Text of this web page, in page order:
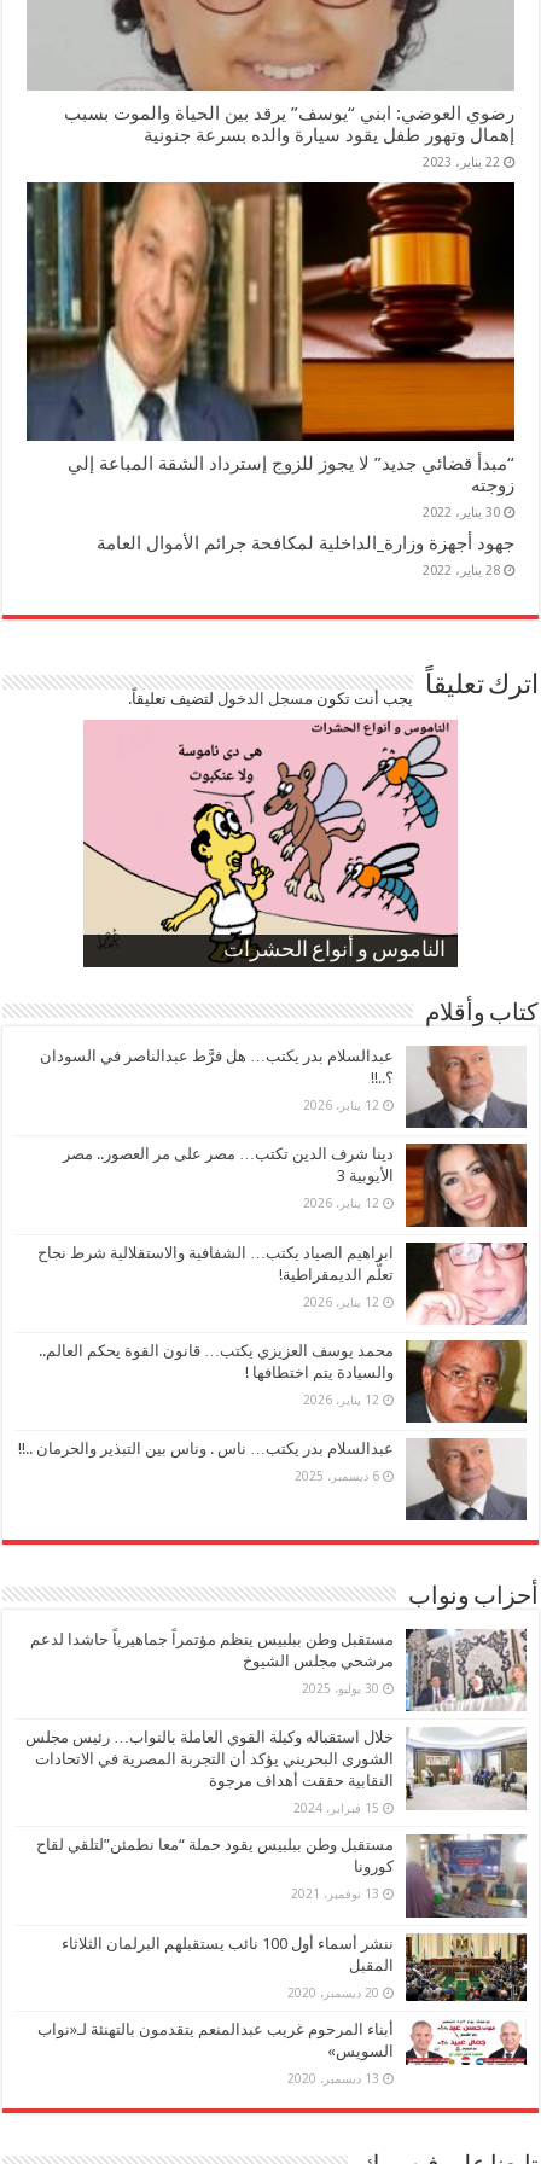
رضوي العوضي: ابني “يوسف” يرقد بين الحياة والموت بسبب
إهمال وتهور طفل يقود سيارة والده بسرعة جنونية
22 يناير، 2023
“مبدأ قضائي جديد” لا يجوز للزوج إسترداد الشقة المباعة إلي
زوجته
30 يناير، 2022
جهود أجهزة وزارة_الداخلية لمكافحة جرائم الأموال العامة
28 يناير، 2022
اترك تعليقاً يجب أنت تكون مسجل الدخوللتضيف تعليقاً.
الناموس و أنواع الحشرات
الموظفين بعد ارتفاع الأسعار
ارتفاع نسبة الطلاق في مصر
صورة كاركاتيرية
صورة كاركاتيرية
كتاب وأقلام
عبدالسلام بدر يكتب… هل فرَّط عبدالناصر في السودان
؟..!!
12 يناير، 2026
دينا شرف الدين تكتب… مصر على مر العصور.. مصر
الأيوبية 3
12 يناير، 2026
ابراهيم الصياد يكتب… الشفافية والاستقلالية شرط نجاح
تعلُّم الديمقراطية!
12 يناير، 2026
محمد يوسف العزيزي يكتب… قانون القوة يحكم العالم..
والسيادة يتم اختطافها !
12 يناير، 2026
عبدالسلام بدر يكتب… ناس . وناس بين التبذير والحرمان ..!!
6 ديسمبر، 2025
أحزاب ونواب
مستقبل وطن ببلبيس ينظم مؤتمراً جماهيرياً حاشدا لدعم
مرشحي مجلس الشيوخ
30 يوليو، 2025
خلال استقباله وكيلة القوي العاملة بالنواب… رئيس مجلس
الشورى البحريني يؤكد أن التجربة المصرية في الاتحادات
النقابية حققت أهداف مرجوة
15 فبراير، 2024
مستقبل وطن ببلبيس يقود حملة “معا نطمئن”لتلقي لقاح
كورونا
13 نوفمبر، 2021
ننشر أسماء أول 100 نائب يستقبلهم البرلمان الثلاثاء
المقبل
20 ديسمبر، 2020
أبناء المرحوم غريب عبدالمنعم يتقدمون بالتهنئة لـ«نواب
السويس»
13 ديسمبر، 2020